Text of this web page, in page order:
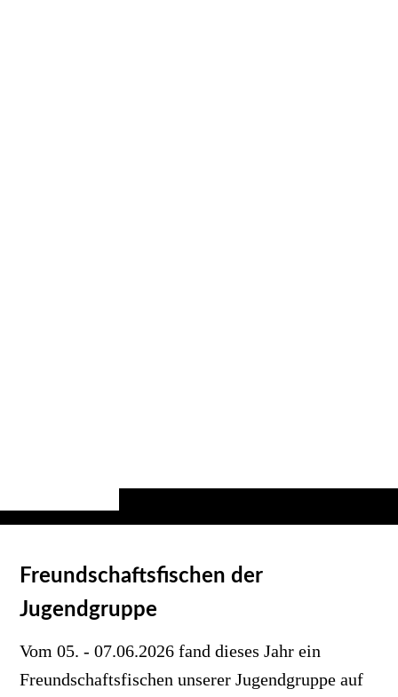
Freundschaftsfischen der
Jugendgruppe
Vom 05. - 07.06.2026 fand dieses Jahr ein
Freundschaftsfischen unserer Jugendgruppe auf